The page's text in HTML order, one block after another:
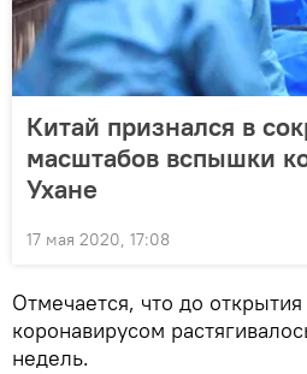
Китай признался в
масштабов вспышки
Ухане
17 мая 2020, 17:08
Отмечается, что до
коронавирусом
недель.